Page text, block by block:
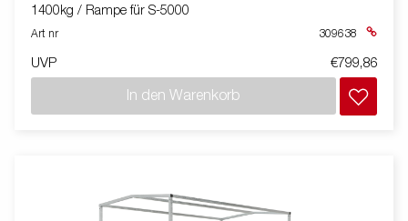
1400kg / Rampe für S-5000
Art nr 309638
UVP €799,86
In den Warenkorb